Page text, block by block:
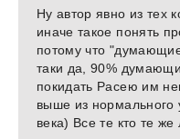
Ну автор явно из тех
иначе такое понять
потому что
таки да, 90%
покидать Расею им
выше из нормального
века) Все те кто те